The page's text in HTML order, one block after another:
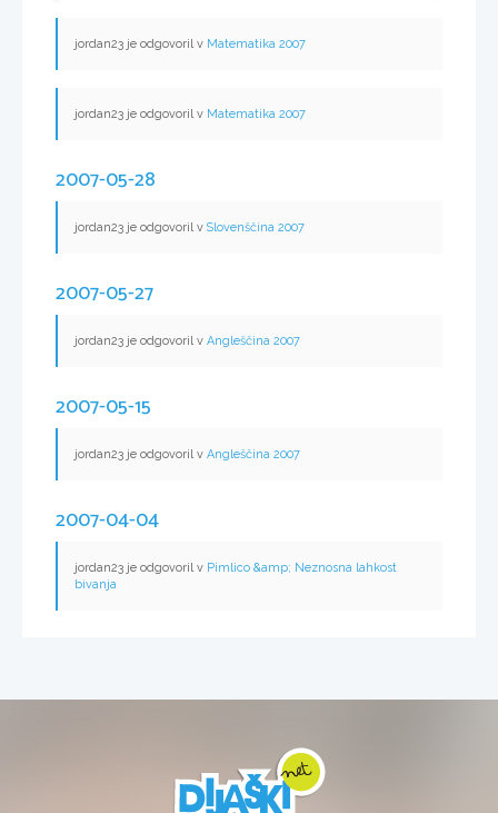
jordan23 je odgovoril v Matematika 2007
jordan23 je odgovoril v Matematika 2007
2007-05-28
jordan23 je odgovoril v Slovenščina 2007
2007-05-27
jordan23 je odgovoril v Angleščina 2007
2007-05-15
jordan23 je odgovoril v Angleščina 2007
2007-04-04
jordan23 je odgovoril v Pimlico &amp; Neznosna lahkost
bivanja